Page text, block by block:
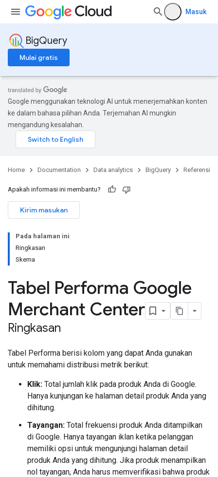
Masuk
BigQuery
Mulai gratis
Google menggunakan teknologi AI untuk menerjemahkan konten
ke dalam bahasa pilihan Anda. Terjemahan AI mungkin
mengandung kesalahan.
Home Documentation Data analytics BigQuery Referensi
Apakah informasi ini membantu?
Kirim masukan
Pada halaman ini
Ringkasan
Skema
Tabel Performa Google
Merchant Center
Ringkasan
Tabel Performa berisi kolom yang dapat Anda gunakan
untuk memahami distribusi metrik berikut:
Klik: Total jumlah klik pada produk Anda di Google.
Hanya kunjungan ke halaman detail produk Anda yang
dihitung.
Tayangan: Total frekuensi produk Anda ditampilkan
di Google. Hanya tayangan iklan ketika pelanggan
memiliki opsi untuk mengunjungi halaman detail
produk Anda yang dihitung. Jika produk menampilkan
nol tayangan, Anda harus memverifikasi bahwa produk